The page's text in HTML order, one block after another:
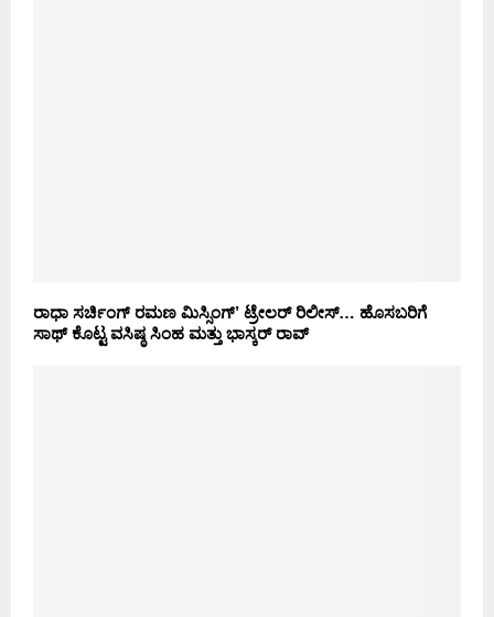
ರಾಧಾ ಸರ್ಚಿಂಗ್ ರಮಣ ಮಿಸ್ಸಿಂಗ್’ ಟ್ರೇಲರ್ ರಿಲೀಸ್… ಹೊಸಬರಿಗೆ
ಸಾಥ್ ಕೊಟ್ಟ ವಸಿಷ್ಠ ಸಿಂಹ ಮತ್ತು ಭಾಸ್ಕರ್ ರಾವ್